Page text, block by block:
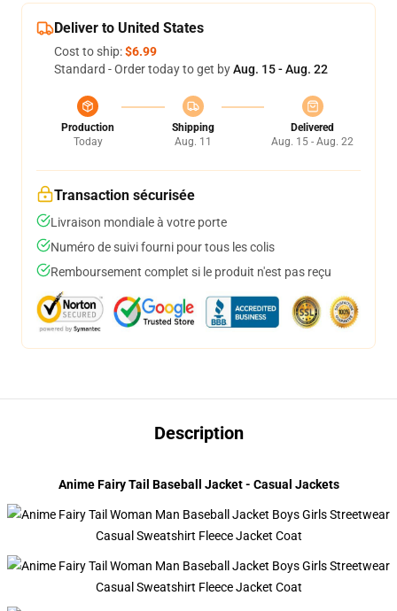
Deliver to United States
Cost to ship:$6.99
Standard - Order today to get byAug. 15 - Aug. 22
Production
Today
Shipping
Aug. 11
Delivered
Aug. 15 - Aug. 22
Transaction sécurisée
Livraison mondiale à votre porte
Numéro de suivi fourni pour tous les colis
Remboursement complet si le produit n'est pas reçu
Description
Anime Fairy Tail Baseball Jacket - Casual Jackets